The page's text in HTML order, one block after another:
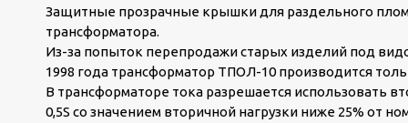
Защитные прозрачные крышки для раздельного
трансформатора.
Из-за попыток перепродажи старых изделий под
1998 года трансформатор ТПОЛ-10 производится
В трансформаторе тока разрешается использовать
0,5S со значением вторичной нагрузки ниже 25% от